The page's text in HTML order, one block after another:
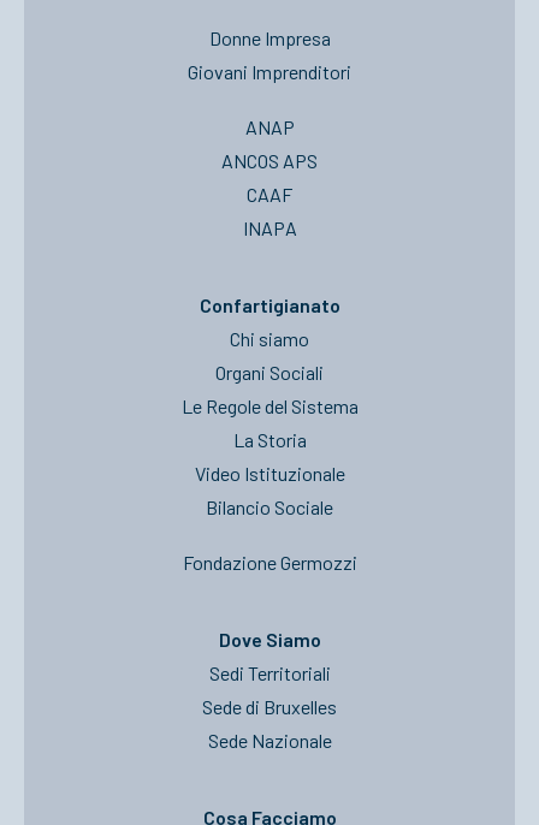
Donne Impresa
Giovani Imprenditori
ANAP
ANCOS APS
CAAF
INAPA
Confartigianato
Chi siamo
Organi Sociali
Le Regole del Sistema
La Storia
Video Istituzionale
Bilancio Sociale
Fondazione Germozzi
Dove Siamo
Sedi Territoriali
Sede di Bruxelles
Sede Nazionale
Cosa Facciamo